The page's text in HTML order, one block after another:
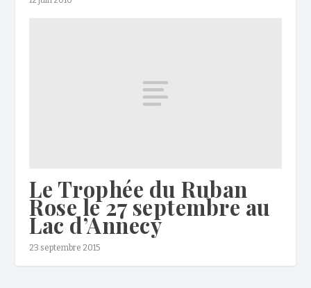
Le Trophée du Ruban
Rose le 27 septembre au
Lac d’Annecy
23 septembre 2015